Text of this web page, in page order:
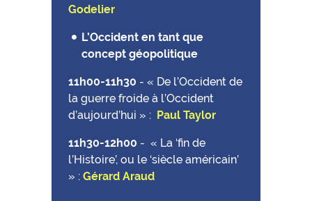
Godelier
L’Occident en tant que
concept géopolitique
11h00-11h30 - « De l’Occident de
la guerre froide à l’Occident
d’aujourd’hui » : Paul Taylor
11h30-12h00 - « La ‘fin de
l’Histoire’, ou le ‘siècle américain’
» : Gérard Araud